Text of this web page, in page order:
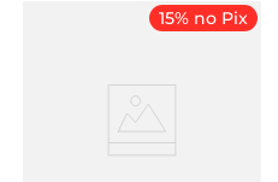
15% no Pix